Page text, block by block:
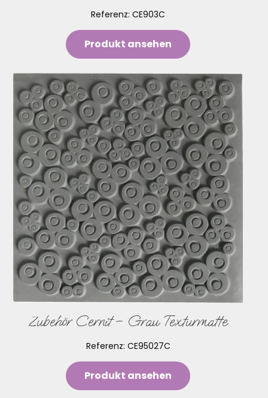
Referenz: CE903C
Produkt ansehen
Zubehör Cernit – Grau Texturmatte
Referenz: CE95027C
Produkt ansehen